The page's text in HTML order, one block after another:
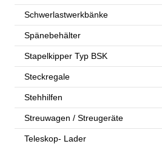
Schwerlastwerkbänke
Spänebehälter
Stapelkipper Typ BSK
Steckregale
Stehhilfen
Streuwagen / Streugeräte
Teleskop- Lader